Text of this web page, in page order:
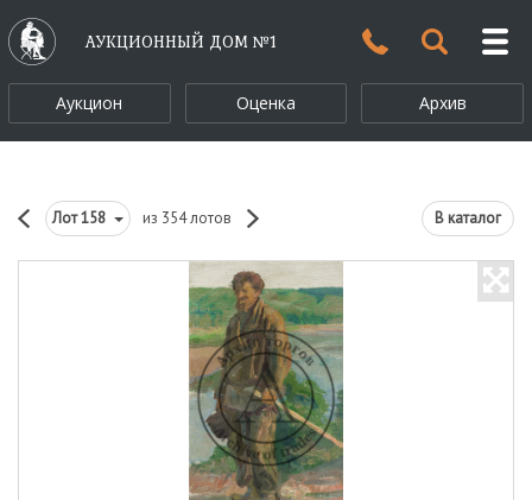
АУКЦИОННЫЙ ДОМ №1
Аукцион Оценка Архив
Лот158 из 354 лотов В каталог